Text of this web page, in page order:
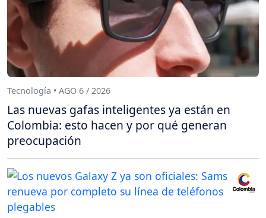
Tecnología • AGO 6 / 2026
Las nuevas gafas inteligentes ya están en
Colombia: esto hacen y por qué generan
preocupación